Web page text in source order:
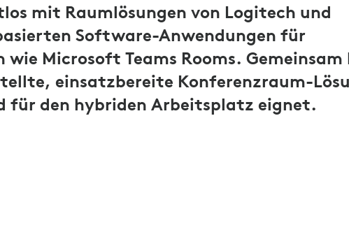
mit Raumlösungen von Logitech und
Software-Anwendungen für
wie Microsoft Teams Rooms.
einsatzbereite Konferenzraum-
für den hybriden Arbeitsplatz eignet.